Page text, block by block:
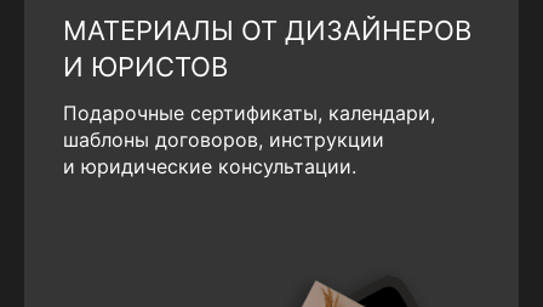
МАТЕРИАЛЫ ОТ ДИЗАЙНЕРОВ
И ЮРИСТОВ
Подарочные сертификаты, календари,
шаблоны договоров, инструкции
и юридические консультации.